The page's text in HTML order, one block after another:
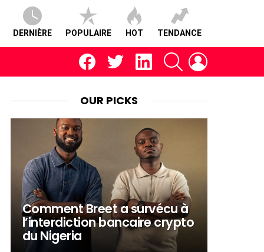
DERNIÈRE POPULAIRE HOT TENDANCE
facebooktwitter linkedin RECHERCHE
OUR PICKS
Comment Breet a survécu à
l’interdiction bancaire crypto
du Nigeria